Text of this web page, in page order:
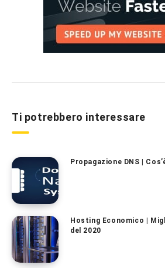
Ti potrebbero interessare
Propagazione DNS |
Hosting Economico |
del 2020